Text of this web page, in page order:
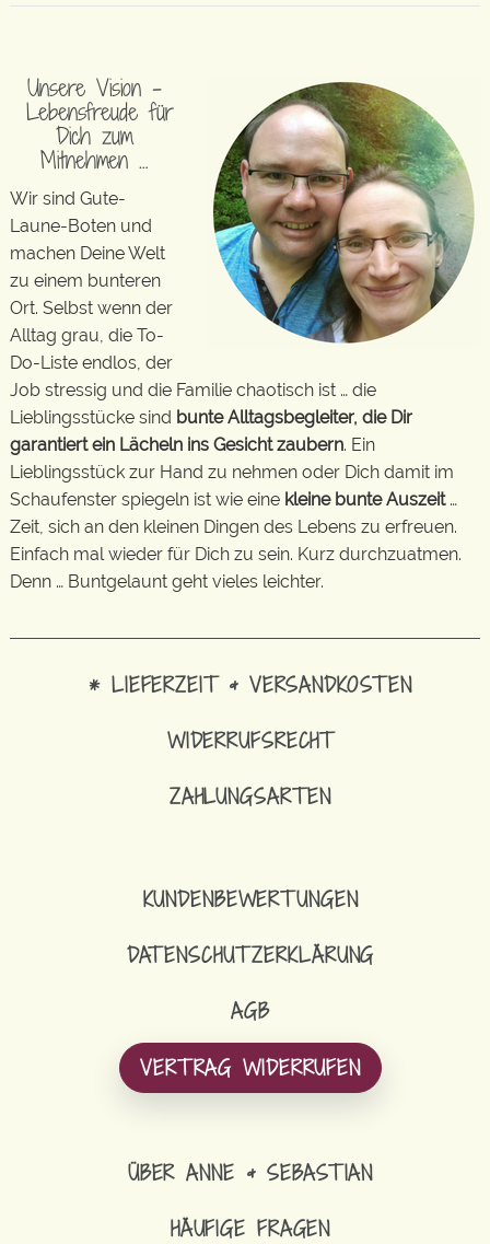
Unsere Vision –
Lebensfreude für
Dich zum
Mitnehmen …
Wir sind Gute-
Laune-Boten und
machen Deine Welt
zu einem bunteren
Ort. Selbst wenn der
Alltag grau, die To-
Do-Liste endlos, der
Job stressig und die Familie chaotisch ist … die
Lieblingsstücke sind bunte Alltagsbegleiter, die Dir
garantiert ein Lächeln ins Gesicht zaubern. Ein
Lieblingsstück zur Hand zu nehmen oder Dich damit im
Schaufenster spiegeln ist wie eine kleine bunte Auszeit…
Zeit, sich an den kleinen Dingen des Lebens zu erfreuen.
Einfach mal wieder für Dich zu sein. Kurz durchzuatmen.
Denn … Buntgelaunt geht vieles leichter.
* LIEFERZEIT & VERSANDKOSTEN
WIDERRUFSRECHT
ZAHLUNGSARTEN
KUNDENBEWERTUNGEN
DATENSCHUTZERKLÄRUNG
AGB
VERTRAG WIDERRUFEN
ÜBER ANNE & SEBASTIAN
HÄUFIGE FRAGEN